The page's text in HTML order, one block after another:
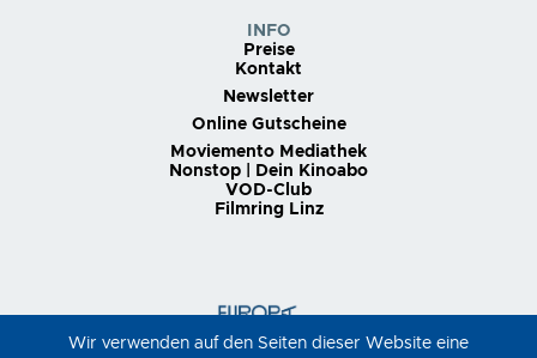
INFO
Preise
Kontakt
Newsletter
Online Gutscheine
Moviemento Mediathek
Nonstop | Dein Kinoabo
VOD-Club
Filmring Linz
Wir verwenden auf den Seiten dieser Website eine